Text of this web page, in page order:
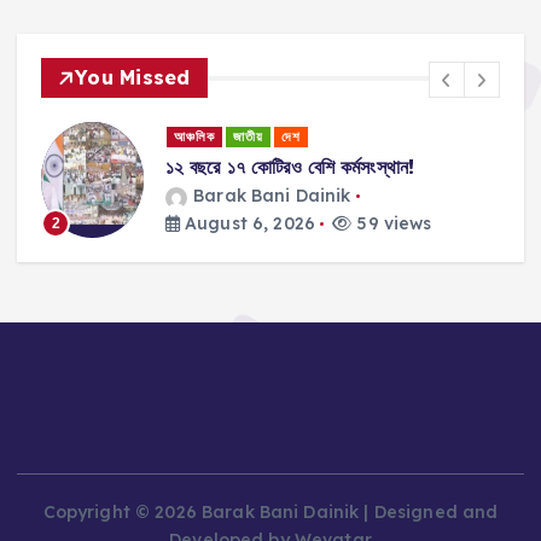
You Missed
2
আঞ্চলিক জাতীয় দেশ
১২ বছরে ১৭ কোটিরও বেশি কর্মসংস্থান!
Barak Bani Dainik
August 6, 2026
59 views
Copyright © 2026 Barak Bani Dainik | Designed and